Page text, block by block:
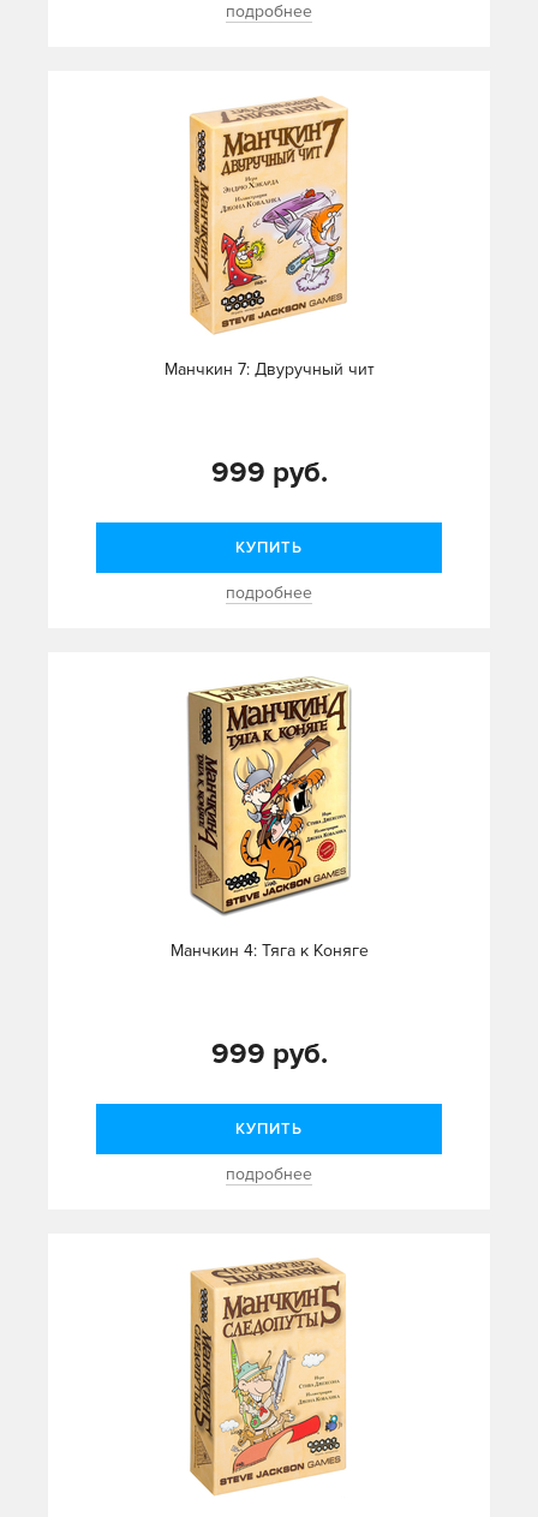
подробнее
Манчкин 7: Двуручный чит
999 руб.
КУПИТЬ
подробнее
Манчкин 4: Тяга к Коняге
999 руб.
КУПИТЬ
подробнее